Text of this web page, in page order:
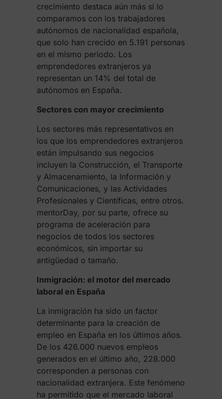
crecimiento destaca aún más si lo
comparamos con los trabajadores
autónomos de nacionalidad española,
que solo han crecido en 5.191 personas
en el mismo periodo. Los
emprendedores extranjeros ya
representan un 14% del total de
autónomos en España.
Sectores con mayor crecimiento
Los sectores más representativos en
los que los emprendedores extranjeros
están impulsando sus negocios
incluyen la Construcción, el Transporte
y Almacenamiento, la Información y
Comunicaciones, y las Actividades
Profesionales y Científicas, entre otros.
mentorDay, por su parte, ofrece su
programa de aceleración para
negocios de todos los sectores
económicos, sin importar su
antigüedad o tamaño.
Inmigración: el motor del mercado
laboral en España
La inmigración ha sido un factor
determinante para la creación de
empleo en España en los últimos años.
De los 426.000 nuevos empleos
generados en el último año, 228.000
corresponden a personas con
nacionalidad extranjera. Este fenómeno
ha permitido que el mercado laboral